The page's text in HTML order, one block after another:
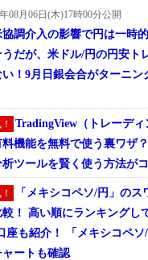
08月06日(木)17時00分公開
協調介入の影響で円は一時
うだが、米ドル/円の円安ト
い！9月日銀会合がターニ
TradingView（トレーディ
料機能を無料で使う裏ワザ
析ツールを賢く使う方法が
「メキシコペソ/円」のス
較！ 高い順にランキングし
座も紹介！ 「メキシコペソ
ャートも確認